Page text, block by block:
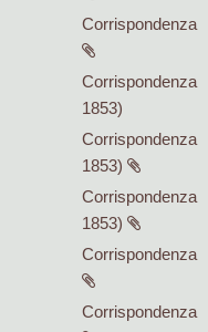
Corrispondenza
Corrispondenza
1853)
Corrispondenza
1853)
Corrispondenza
1853)
Corrispondenza
Corrispondenza